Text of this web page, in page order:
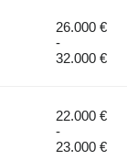
26.000 €
-
32.000 €
22.000 €
-
23.000 €